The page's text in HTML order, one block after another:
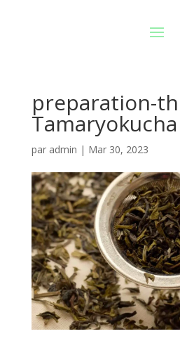
preparation-
Tamaryokucha
par admin | Mar 30, 2023